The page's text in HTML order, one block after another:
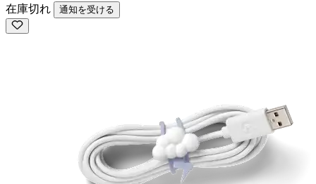
在庫切れ
通知を受ける